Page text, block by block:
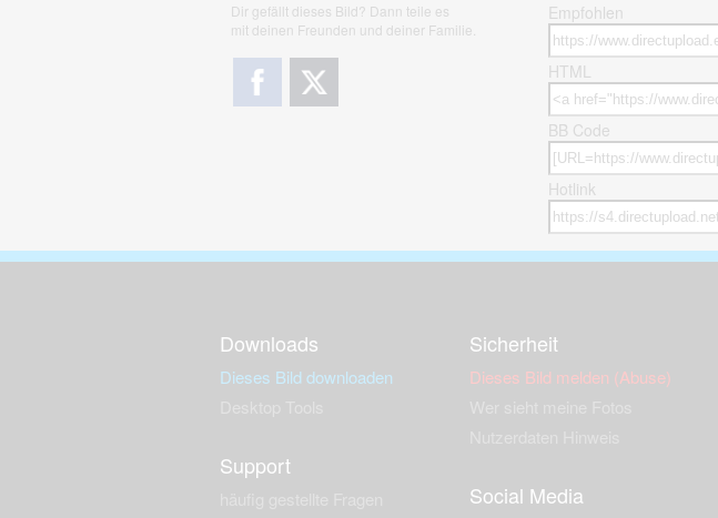
Dir gefällt dieses Bild? Dann teile es
mit deinen Freunden und deiner Familie.
Empfohlen
HTML
BB Code
Hotlink
Downloads
Dieses Bild downloaden
Support
Sicherheit
Dieses Bild melden (Abuse)
Social Media